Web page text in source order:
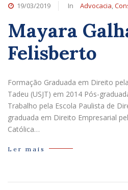
19/03/2019 In Advocacia,
Mayara
Felisberto
Formação Graduada em Direito
Tadeu (USJT) em 2014 Pós-
Trabalho pela Escola Paulista de
graduada em Direito Empresarial
Católica…
Ler mais